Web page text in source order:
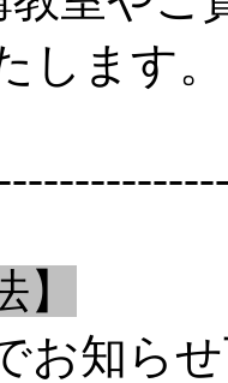
します。
】
お知ら